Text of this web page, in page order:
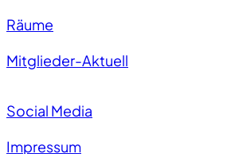
Räume
Mitglieder-Aktuell
Social Media
Impressum